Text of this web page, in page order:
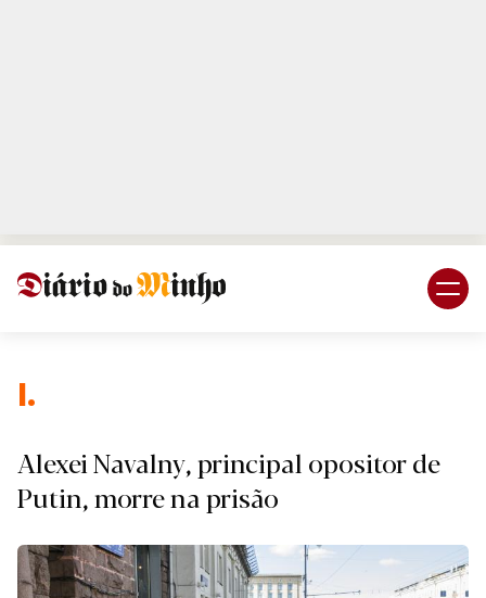
I.
Alexei Navalny, principal opositor de
Putin, morre na prisão